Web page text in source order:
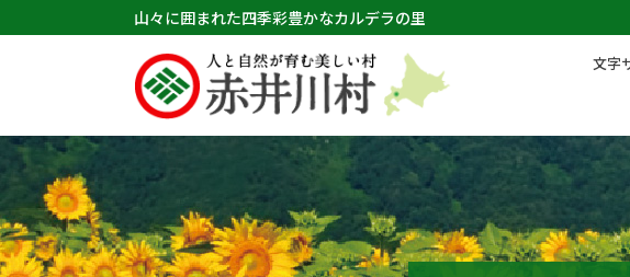
山々に囲まれた四季彩豊かなカルデラの里
文字